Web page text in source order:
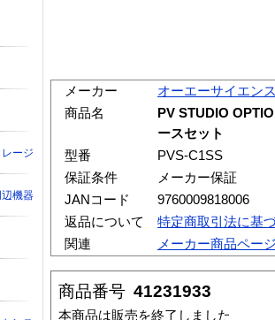
メーカー
オーエーサイエン
商品名
PV STUDIO
ースセット
型番
PVS-C1SS
保証条件
メーカー保証
JANコード
9760009818006
返品について
特定商取引法に基
関連
メーカー商品ペー
商品番号 41231933
本商品は販売を終了しました
ージ
機器